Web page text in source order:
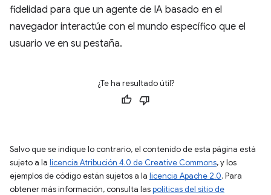
fidelidad para que un agente de IA basado en el
navegador interactúe con el mundo específico que el
usuario ve en su pestaña.
¿Te ha resultado útil?
Salvo que se indique lo contrario, el contenido de esta página está
sujeto a la licencia Atribución 4.0 de Creative Commons, y los
ejemplos de código están sujetos a la licencia Apache 2.0. Para
obtener más información, consulta laspolíticas del sitio de